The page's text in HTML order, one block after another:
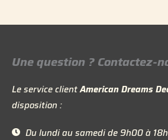
Une question ? Contactez-
Le service clientAmerican Dreams
disposition :
Du lundi au samedi de 9h00 à